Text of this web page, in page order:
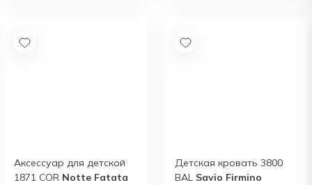
Аксессуар для детской
1871 COR Notte Fatata
Детская кровать 3800
BAL Savio Firmino